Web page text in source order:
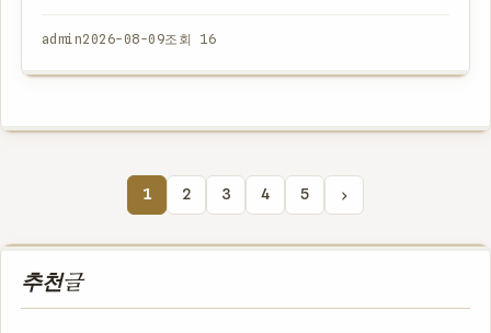
어서 이강인에게도 관심이 많았던 것 같음 이…
admin2026-08-09조회 16
1 2 3 4 5 ›
추천글